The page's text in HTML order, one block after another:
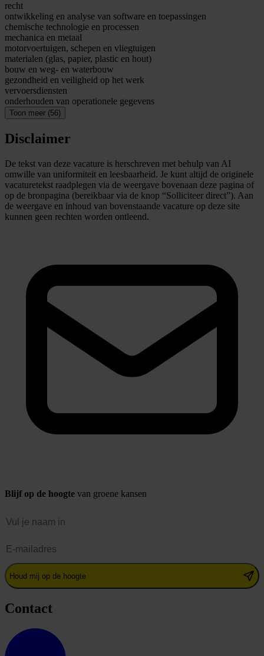
recht
ontwikkeling en analyse van software en toepassingen
chemische technologie en processen
mechanica en metaal
motorvoertuigen, schepen en vliegtuigen
materialen (glas, papier, plastic en hout)
bouw en weg- en waterbouw
gezondheid en veiligheid op het werk
vervoersdiensten
onderhouden van operationele gegevens
Toon meer (56)
Disclaimer
De tekst van deze vacature is herschreven met behulp van AI
omwille van uniformiteit en leesbaarheid. Je kunt altijd de originele
vacaturetekst raadplegen via de weergave bovenaan deze pagina of
op de bronpagina (bereikbaar via de knop “Solliciteer direct”). Aan
de weergave en inhoud van bovenstaande vacature op deze site
kunnen geen rechten worden ontleend.
Blijf op de hoogte van groene kansen
Houd mij op de hoogte
Contact